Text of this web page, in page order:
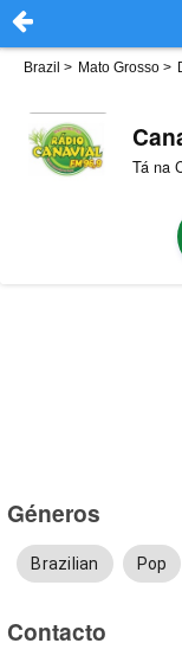
Brazil > Mato Grosso >
Tá na
Géneros
Brazilian Pop
Contacto